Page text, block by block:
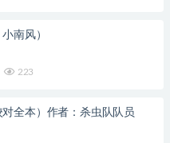
南风）
223
对全本）作者：杀虫队队员